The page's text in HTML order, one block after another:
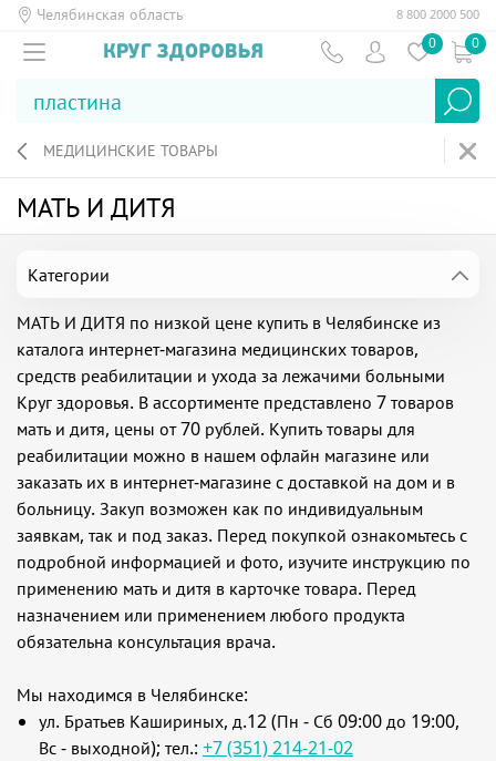
Челябинская область 8 800 2000 500
0 0
МЕДИЦИНСКИЕ ТОВАРЫ
МАТЬ И ДИТЯ
МАТЬ И ДИТЯ по низкой цене купить в Челябинске из
каталога интернет-магазина медицинских товаров,
средств реабилитации и ухода за лежачими больными
Круг здоровья. В ассортименте представлено 7 товаров
мать и дитя, цены от 70 рублей. Купить товары для
реабилитации можно в нашем офлайн магазине или
заказать их в интернет-магазине с доставкой на дом и в
больницу. Закуп возможен как по индивидуальным
заявкам, так и под заказ. Перед покупкой ознакомьтесь с
подробной информацией и фото, изучите инструкцию по
применению мать и дитя в карточке товара. Перед
назначением или применением любого продукта
обязательна консультация врача.
Мы находимся в Челябинске:
ул. Братьев Кашириных, д.12 (Пн - Сб 09:00 до 19:00,
Вс - выходной); тел.: +7 (351) 214-21-02
Категории